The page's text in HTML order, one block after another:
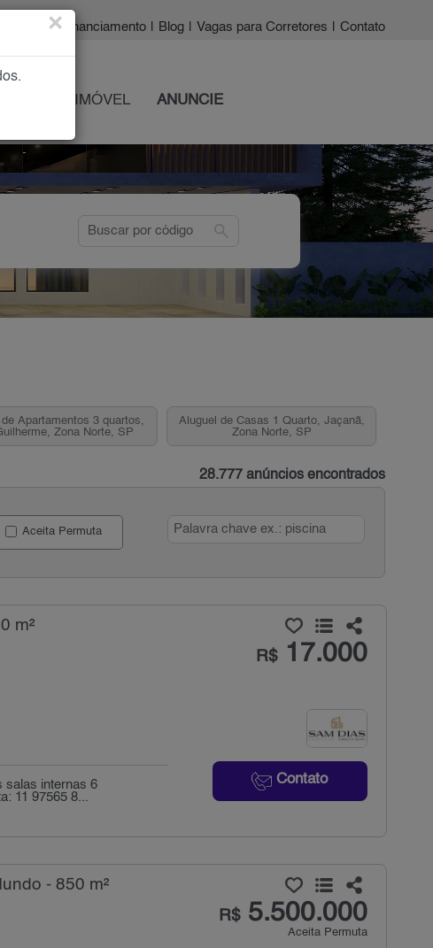
| Financiamento Blog Vagas para Corretores Contato
SEU IMÓVEL ANUNCIE
search
Apartamentos 3 quartos,
Zona Norte, SP
Aluguel de Casas 1 Quarto, Jaçanã,
Zona Norte, SP
28.777 anúncios encontrados
Aceita Permuta
m²
R$17.000
Contato
salas internas 6
11 97565 8...
- 850 m²
R$5.500.000
Aceita Permuta
×